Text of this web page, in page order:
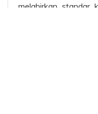
melahirkan standar